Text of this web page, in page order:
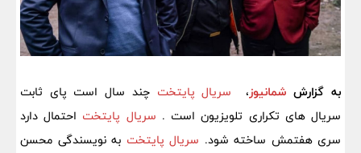
به گزارش شمانیوز، سریال پایتخت چند سال است پای ثابت
سریال های تکراری تلویزیون است . سریال پایتخت احتمال دارد
سری هفتمش ساخته شود. سریال پایتخت به نویسندگی محسن